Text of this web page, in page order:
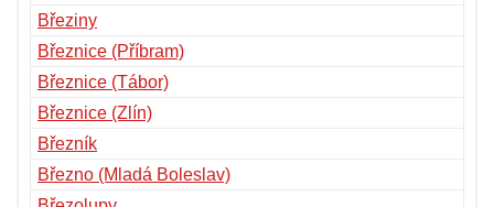
Březiny
Březnice (Příbram)
Březnice (Tábor)
Březnice (Zlín)
Březník
Březno (Mladá Boleslav)